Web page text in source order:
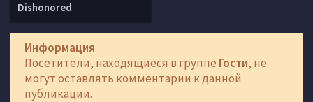
Dishonored
Информация
Посетители, находящиеся в группе Гости, не
могут оставлять комментарии к данной
публикации.